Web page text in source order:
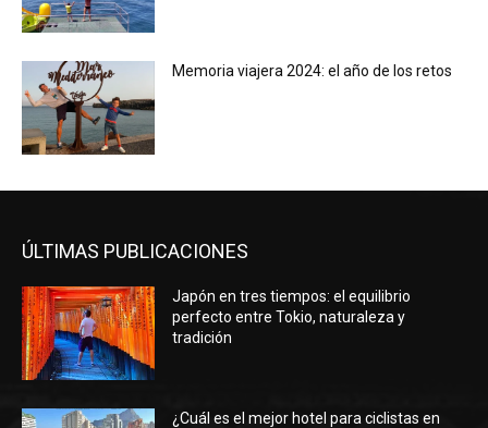
Memoria viajera 2024: el año de los retos
ÚLTIMAS PUBLICACIONES
Japón en tres tiempos: el equilibrio
perfecto entre Tokio, naturaleza y
tradición
¿Cuál es el mejor hotel para ciclistas en